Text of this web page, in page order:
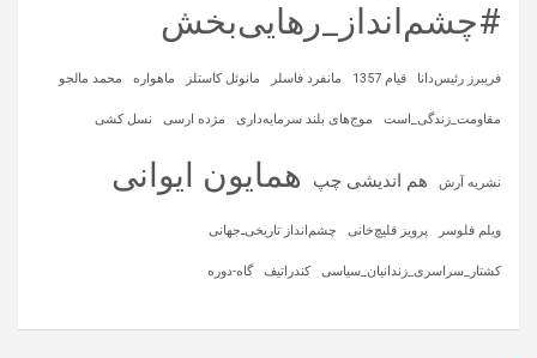
#چشم‌انداز_رهایی‌بخش
فریبرز رئیس‌دانا قیام 1357 مانفرد فاسلر مانوئل کاستلز ماهواره‌ محمد مالجو
مقاومت_زندگی_است موج‌های بلند سرمایه‌داری مژده ارسی نسل کشی
نشریه آرش هم اندیشی چپ همایون ایوانی
ویلم فلوسر پرویز قلیچ‌خانی چشم‌انداز تاریخی‌ـ‌جهانی
کشتار_سراسری_زندانیان_سیاسی کندراتیف گاه-دوره